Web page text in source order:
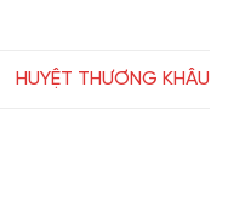
HUYỆT THƯƠNG KHÂU